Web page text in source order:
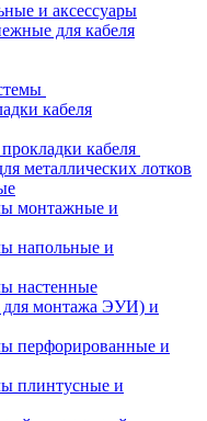
и аксессуары
для кабеля
кабеля
кабеля
металлических лотков
монтажные и
напольные и
настенные
для монтажа ЭУИ) и
перфорированные и
плинтусные и